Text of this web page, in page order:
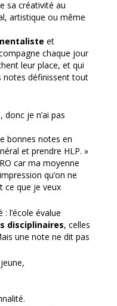
sa créativité au
artistique ou même
et
chaque jour
leur place, et qui
notes définissent tout
donc je n’ai pas
bonnes notes en
et prendre HLP. »
car ma moyenne
qu’on ne
ce que je veux
l’école évalue
disciplinaires, celles
une note ne dit pas